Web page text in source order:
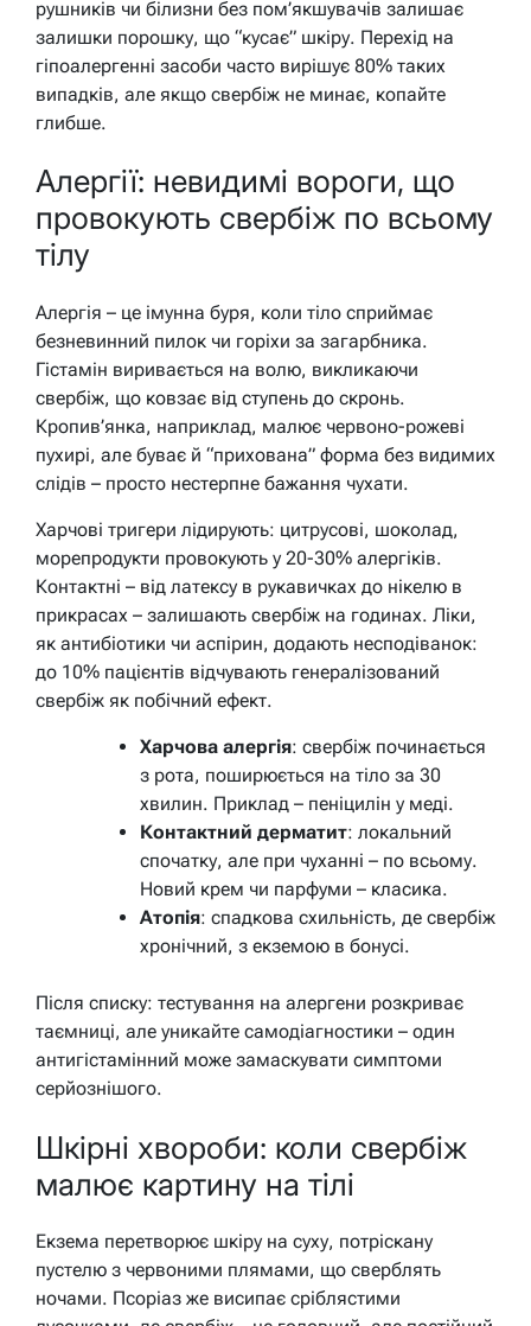
рушників чи білизни без пом’якшувачів залишає
залишки порошку, що “кусає” шкіру. Перехід на
гіпоалергенні засоби часто вирішує 80% таких
випадків, але якщо свербіж не минає, копайте
глибше.
Алергії: невидимі вороги, що
провокують свербіж по всьому
тілу
Алергія – це імунна буря, коли тіло сприймає
безневинний пилок чи горіхи за загарбника.
Гістамін виривається на волю, викликаючи
свербіж, що ковзає від ступень до скронь.
Кропив’янка, наприклад, малює червоно-рожеві
пухирі, але буває й “прихована” форма без видимих
слідів – просто нестерпне бажання чухати.
Харчові тригери лідирують: цитрусові, шоколад,
морепродукти провокують у 20-30% алергіків.
Контактні – від латексу в рукавичках до нікелю в
прикрасах – залишають свербіж на годинах. Ліки,
як антибіотики чи аспірин, додають несподіванок:
до 10% пацієнтів відчувають генералізований
свербіж як побічний ефект.
Харчова алергія: свербіж починається
з рота, поширюється на тіло за 30
хвилин. Приклад – пеніцилін у меді.
Контактний дерматит: локальний
спочатку, але при чуханні – по всьому.
Новий крем чи парфуми – класика.
Атопія: спадкова схильність, де свербіж
хронічний, з екземою в бонусі.
Після списку: тестування на алергени розкриває
таємниці, але уникайте самодіагностики – один
антигістамінний може замаскувати симптоми
серйознішого.
Шкірні хвороби: коли свербіж
малює картину на тілі
Екзема перетворює шкіру на суху, потріскану
пустелю з червоними плямами, що сверблять
ночами. Псоріаз же висипає сріблястими